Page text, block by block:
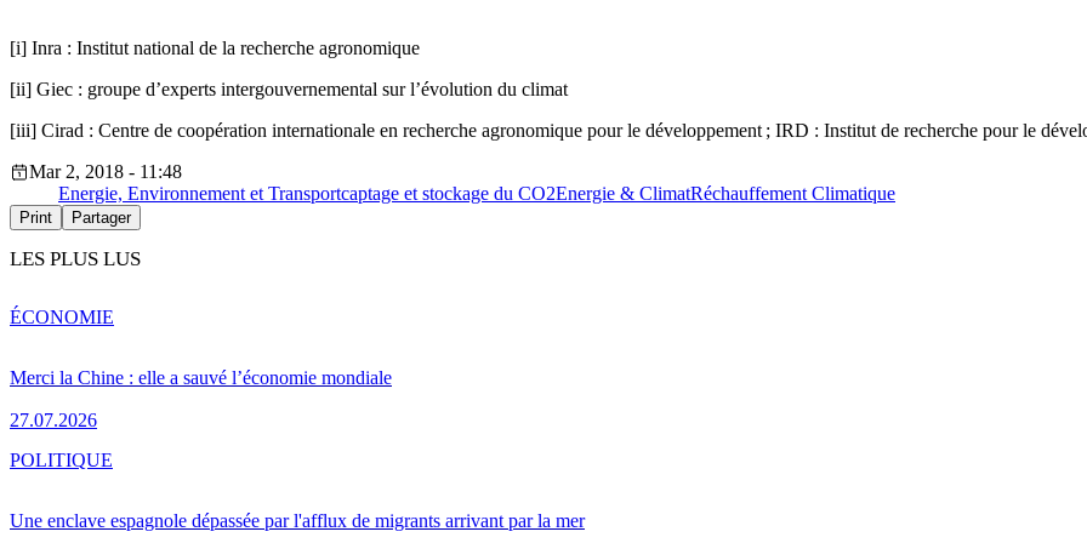
[i] Inra : Institut national de la recherche agronomique
[ii] Giec : groupe d’experts intergouvernemental sur l’évolution du climat
[iii] Cirad : Centre de coopération internationale en recherche agronomique pour le développement ; IRD : Institut de recherche pour le
Mar 2, 2018 - 11:48
Energie, Environnement et Transportcaptage et stockage du CO2Energie & ClimatRéchauffement Climatique
Print Partager
LES PLUS LUS
Merci la Chine : elle a sauvé l’économie mondiale
27.07.2026
ÉCONOMIE
Une enclave espagnole dépassée par l'afflux de migrants arrivant par la mer
POLITIQUE